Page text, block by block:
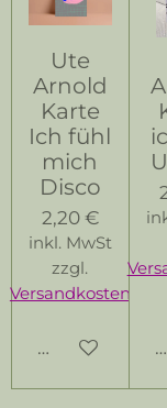
Ute
Arnold
Karte
Ich fühl
mich
Disco
2,20 €
inkl. MwSt
zzgl.
Versandkosten
In den